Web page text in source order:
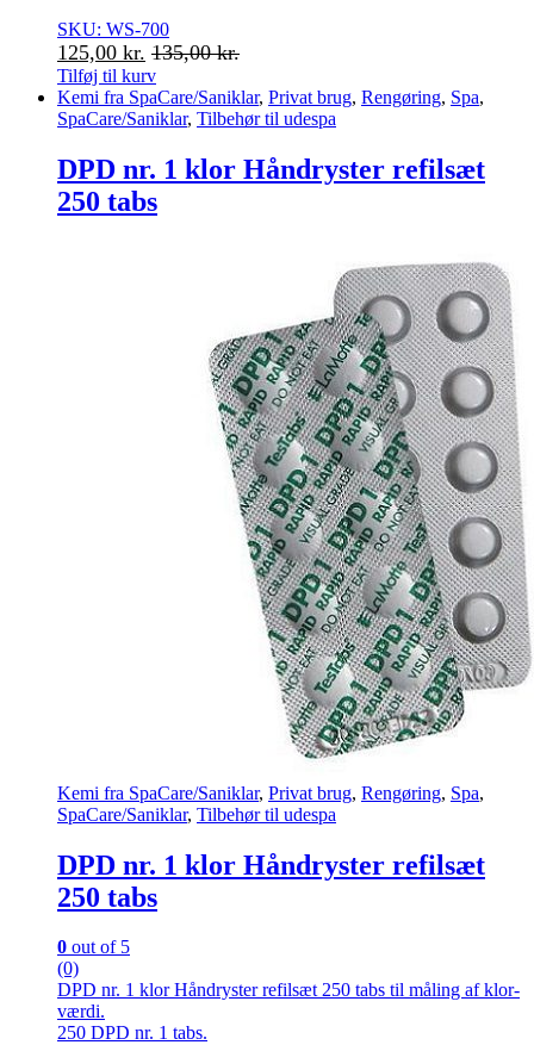
SKU: WS-700
125,00 kr. 135,00kr.
Tilføj til kurv
Kemi fra SpaCare/Saniklar, Privat brug, Rengøring, Spa,
SpaCare/Saniklar, Tilbehør til udespa
DPD nr. 1 klor Håndryster refilsæt
250 tabs
Kemi fra SpaCare/Saniklar, Privat brug, Rengøring, Spa,
SpaCare/Saniklar, Tilbehør til udespa
DPD nr. 1 klor Håndryster refilsæt
250 tabs
0 out of 5
(0)
DPD nr. 1 klor Håndryster refilsæt 250 tabs til måling af klor-
værdi.
250 DPD nr. 1 tabs.